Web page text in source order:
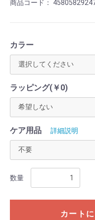
商品コード：
カラー
ラッピング(￥0)
ケア用品 詳細説明
数量
カート